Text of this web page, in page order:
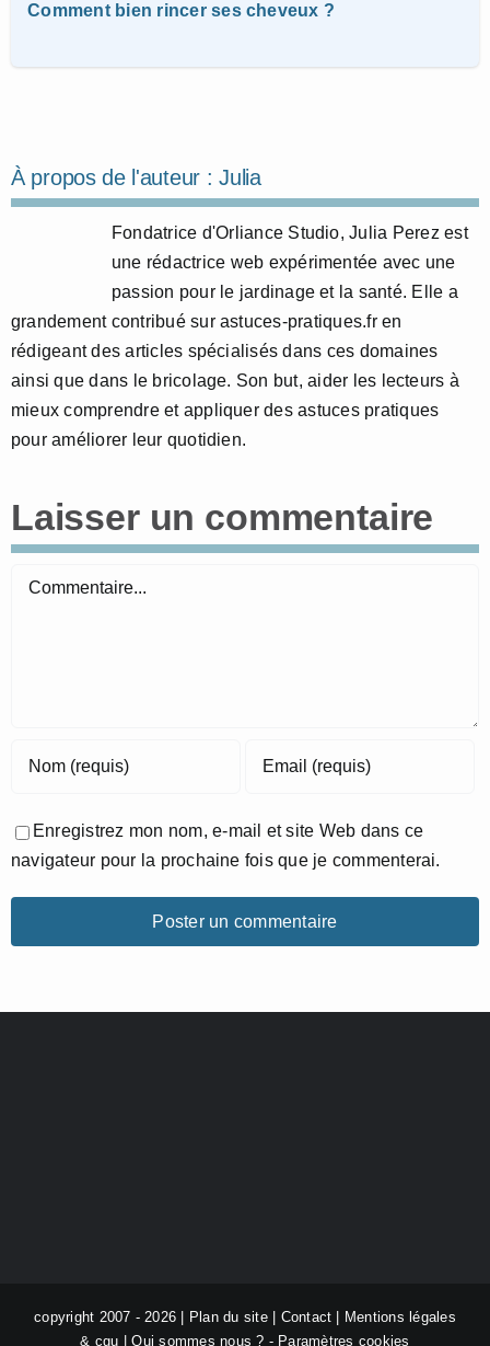
Comment bien rincer ses cheveux ?
À propos de l'auteur :Julia
Fondatrice d'Orliance Studio, Julia Perez est
une rédactrice web expérimentée avec une
passion pour le jardinage et la santé. Elle a
grandement contribué sur astuces-pratiques.fr en
rédigeant des articles spécialisés dans ces domaines
ainsi que dans le bricolage. Son but, aider les lecteurs à
mieux comprendre et appliquer des astuces pratiques
pour améliorer leur quotidien.
Laisser un commentaire
Commentaire
Enregistrez mon nom, e-mail et site Web dans ce
navigateur pour la prochaine fois que je commenterai.
copyright 2007 - 2026 | Plan du site| Contact
Mentions légales
& cgu |Qui sommes nous ? - Paramètres cookies